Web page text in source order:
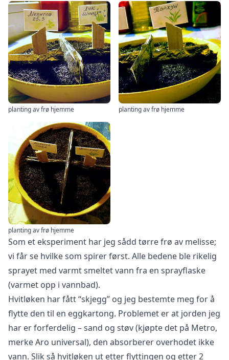
planting av frø hjemme planting av frø hjemme
planting av frø hjemme
Som et eksperiment har jeg sådd tørre frø av melisse;
vi får se hvilke som spirer først. Alle bedene ble rikelig
sprayet med varmt smeltet vann fra en sprayflaske
(varmet opp i vannbad).
Hvitløken har fått “skjegg” og jeg bestemte meg for å
flytte den til en eggkartong. Problemet er at jorden jeg
har er forferdelig – sand og støv (kjøpte det på Metro,
merke Aro universal), den absorberer overhodet ikke
vann. Slik så hvitløken ut etter flyttingen og etter 2